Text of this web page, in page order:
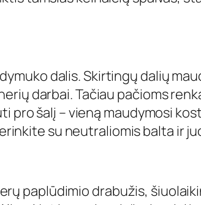
dalis. Skirtingų dalių
darbai. Tačiau pačioms
šalį – vieną maudymosi
su neutraliomis balta ir
paplūdimio drabužis,